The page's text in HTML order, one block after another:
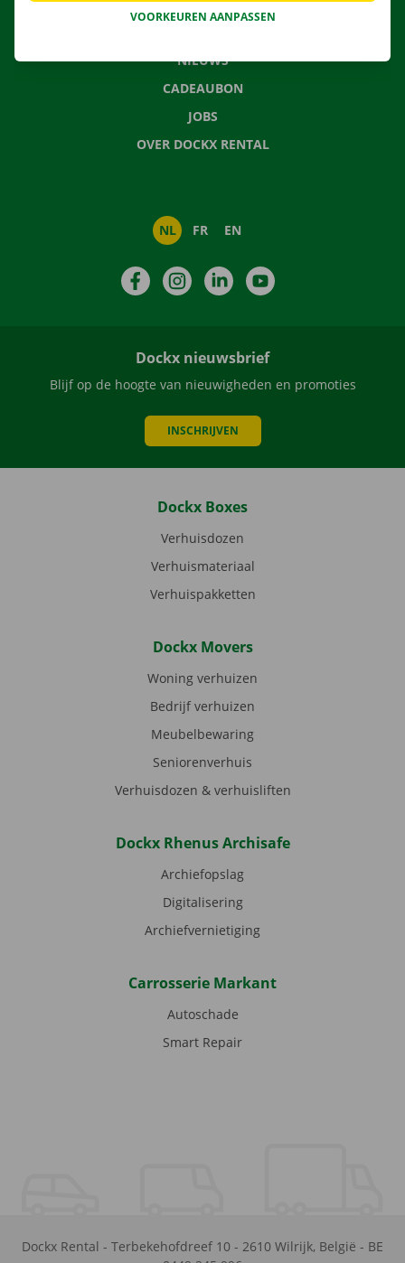
CONTACTEER ONS
NIEUWS
CADEAUBON
JOBS
OVER DOCKX RENTAL
NL FR EN
FacebookInstagramLinkedIn
Dockx nieuwsbrief
Blijf op de hoogte van nieuwigheden en promoties
INSCHRIJVEN
Dockx Boxes
Verhuisdozen
Verhuismateriaal
Verhuispakketten
Dockx Movers
Woning verhuizen
Bedrijf verhuizen
Meubelbewaring
Seniorenverhuis
Verhuisdozen & verhuisliften
Dockx Rhenus Archisafe
Archiefopslag
Digitalisering
Archiefvernietiging
Carrosserie Markant
Autoschade
Smart Repair
Dockx Rental - Terbekehofdreef 10 - 2610 Wilrijk, België - BE
VOORKEUREN AANPASSEN